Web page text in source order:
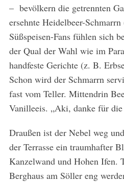
– bevölkern die getrennten
ersehnte Heidelbeer-
Süßspeisen-Fans fühlen sich
der Qual der Wahl wie im
handfeste Gerichte (z. B.
Schon wird der Schmarrn
fast vom Teller. Mittendrin
Vanilleeis. „Aki, danke für
Draußen ist der Nebel weg
der Terrasse ein traumhafter
Kanzelwand und Hohen Ifen.
Berghaus am Söller eng